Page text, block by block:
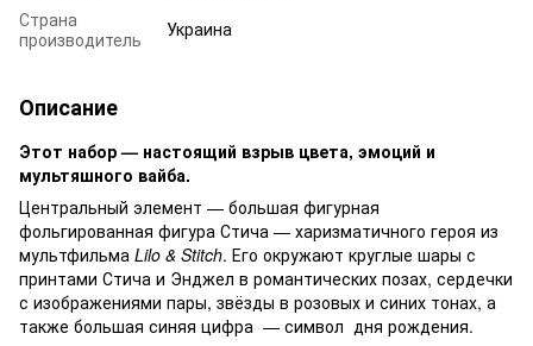
Страна
производитель
Украина
Описание
Этот набор — настоящий взрыв цвета, эмоций и
мультяшного вайба.
Центральный элемент — большая фигурная
фольгированная фигура Стича — харизматичного героя из
мультфильма Lilo & Stitch. Его окружают круглые шары с
принтами Стича и Энджел в романтических позах, сердечки
с изображениями пары, звёзды в розовых и синих тонах, а
также большая синяя цифра — символ дня рождения.